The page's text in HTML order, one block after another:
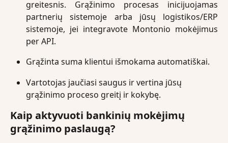
greitesnis. Grąžinimo procesas inicijuojamas
partnerių sistemoje arba jūsų logistikos/ERP
sistemoje, jei integravote Montonio mokėjimus
per API.
Grąžinta suma klientui išmokama automatiškai.
Vartotojas jaučiasi saugus ir vertina jūsų
grąžinimo proceso greitį ir kokybę.
Kaip aktyvuoti bankinių mokėjimų
grąžinimo paslaugą?